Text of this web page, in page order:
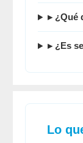
▸ ¿Qué
▸ ¿Es
Lo